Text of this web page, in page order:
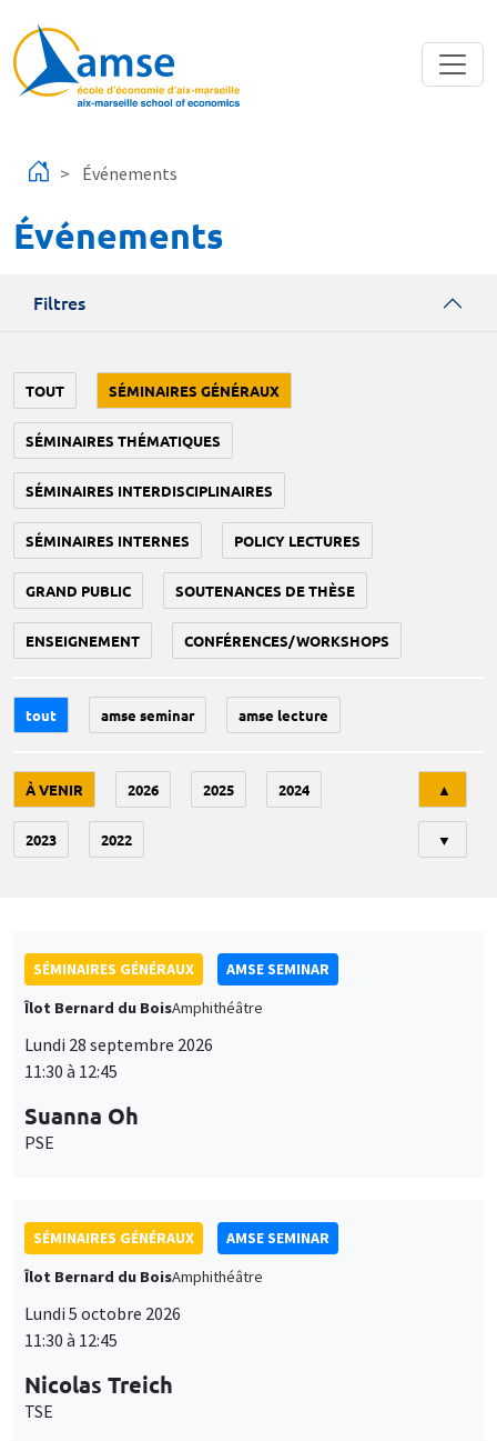
Événements
Événements
Filtres
TOUT SÉMINAIRES GÉNÉRAUX
SÉMINAIRES THÉMATIQUES
SÉMINAIRES INTERDISCIPLINAIRES
SÉMINAIRES INTERNES POLICY LECTURES
GRAND PUBLIC SOUTENANCES DE THÈSE
ENSEIGNEMENT CONFÉRENCES/WORKSHOPS
tout amse seminar amse lecture
À VENIR 2026 2025 2024
2023 2022
▲
▼
SÉMINAIRES GÉNÉRAUX
AMSE SEMINAR
Îlot Bernard du BoisAmphithéâtre
Lundi 28 septembre 2026
11:30 à 12:45
Suanna Oh
PSE
SÉMINAIRES GÉNÉRAUX
AMSE SEMINAR
Îlot Bernard du BoisAmphithéâtre
Lundi 5 octobre 2026
11:30 à 12:45
Nicolas Treich
TSE